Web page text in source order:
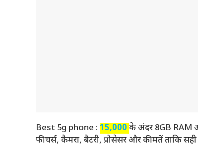
Best 5g phone : ₹ 15,000 के अंदर 8GB RAM
फीचर्स, कैमरा, बैटरी, प्रोसेसर और कीमतें ताकि